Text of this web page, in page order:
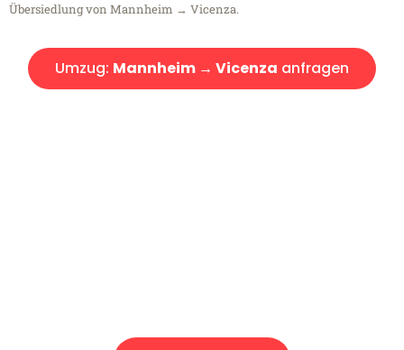
Übersiedlung von Mannheim → Vicenza.
Umzug: Mannheim → Vicenza anfragen